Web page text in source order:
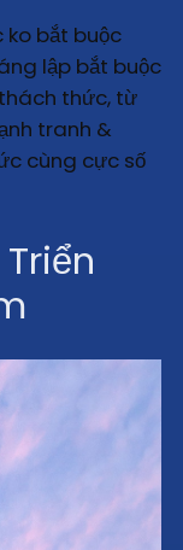
ko bắt buộc
lập bắt buộc
thức, từ
tranh &
cùng cực số